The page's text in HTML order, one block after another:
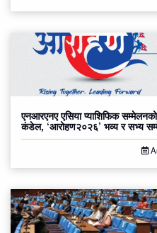
एनआरएनए एसिया प्याशिफिक
कंडेल, ‘आरोहण२०२६’ भव्य र सभ्य